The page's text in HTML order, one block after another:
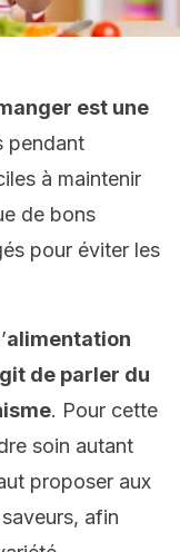
est une
pendant
à maintenir
de bons
pour éviter les
alimentation
de parler du
. Pour cette
soin autant
proposer aux
afin